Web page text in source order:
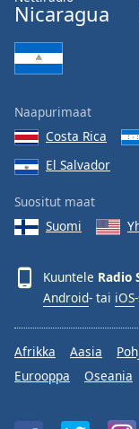
Font
Family
Done
Close
Dialog
dialog
Nicaragua
Naapurimaat
Costa Rica
El Salvador
Suositut maat
Suomi
Kuuntele Radio
Android- tai iOS
Afrikka Aasia
Eurooppa
Oseania